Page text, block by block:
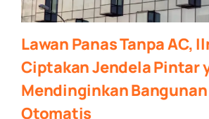
Lawan Panas Tanpa AC,
Ciptakan Jendela Pintar
Mendinginkan
Otomatis